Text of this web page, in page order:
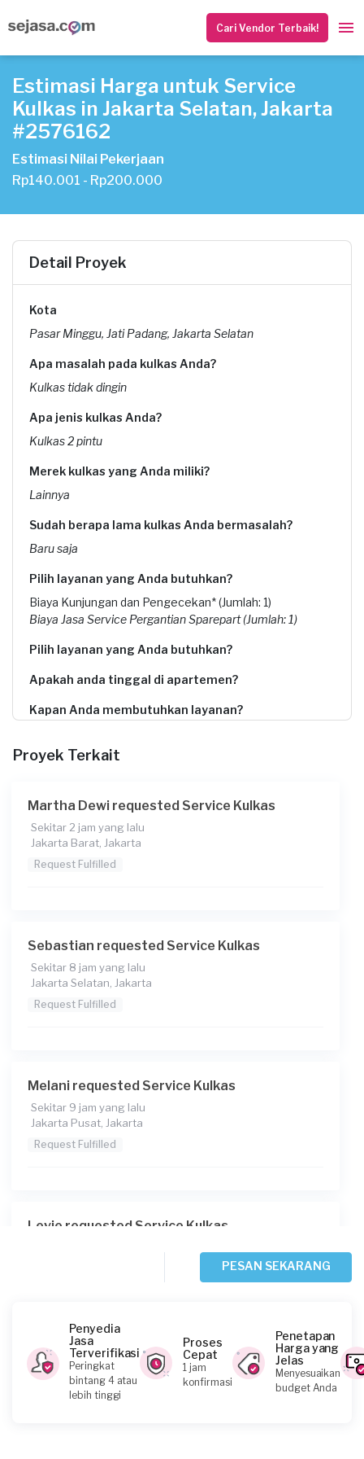
Cari Vendor Terbaik!
Estimasi Harga untuk Service
Kulkas in Jakarta Selatan, Jakarta
#2576162
Estimasi Nilai Pekerjaan
Rp140.001 - Rp200.000
Detail Proyek
Kota
Pasar Minggu, Jati Padang, Jakarta Selatan
Apa masalah pada kulkas Anda?
Kulkas tidak dingin
Apa jenis kulkas Anda?
Kulkas 2 pintu
Merek kulkas yang Anda miliki?
Lainnya
Sudah berapa lama kulkas Anda bermasalah?
Baru saja
Pilih layanan yang Anda butuhkan?
Biaya Kunjungan dan Pengecekan* (Jumlah: 1)
Biaya Jasa Service Pergantian Sparepart (Jumlah: 1)
Pilih layanan yang Anda butuhkan?
Apakah anda tinggal di apartemen?
Kapan Anda membutuhkan layanan?
Pukul berapa Anda membutuhkan layanan?
Berapa budget total untuk layanan ini?
Rp175.000 + Rp11.000 (biaya layanan) + Rp3.700 (biaya
Transaksi)
Proyek Terkait
Martha Dewi requested Service Kulkas
Sekitar 2 jam yang lalu
Jakarta Barat, Jakarta
Request Fulfilled
Sebastian requested Service Kulkas
Sekitar 8 jam yang lalu
Jakarta Selatan, Jakarta
Request Fulfilled
Melani requested Service Kulkas
Sekitar 9 jam yang lalu
Jakarta Pusat, Jakarta
Request Fulfilled
Levie requested Service Kulkas
Rohman requested Service Kulkas
Sekitar 21 jam yang lalu
Jakarta Utara, Jakarta
PESAN SEKARANG
Penyedia
Jasa
Terverifikasi
Peringkat
bintang 4 atau
lebih tinggi
Proses
Cepat
1 jam
konfirmasi
Penetapan
Harga yang
Jelas
Menyesuaikan
budget Anda